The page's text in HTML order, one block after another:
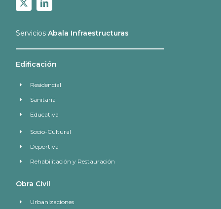
Servicios Abala Infraestructuras
Edificación
Residencial
Sanitaria
Educativa
Socio-Cultural
Deportiva
Rehabilitación y Restauración
Obra Civil
Urbanizaciones